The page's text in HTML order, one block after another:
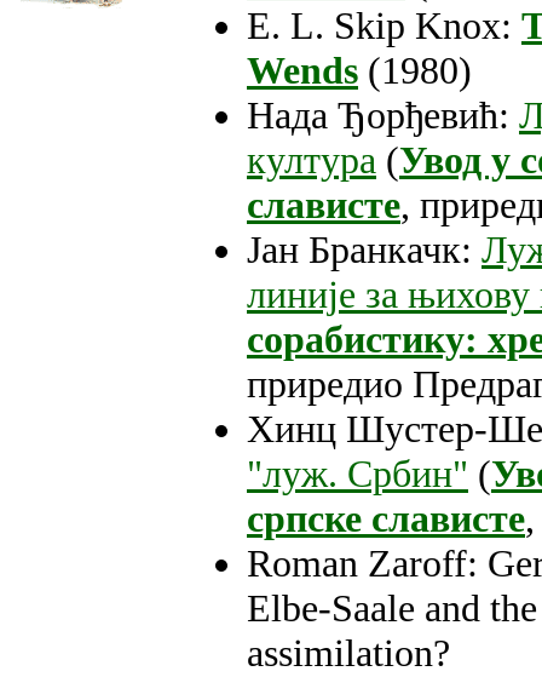
E. L. Skip Knox:
Wends (1980)
Нада Ђорђевић:
култура (Увод у
слависте,
Јан Бранкачк:
линије за
сорабистику:
приредио
Хинц Шустер-
"луж. Србин" (
српске слависте
Roman Zaroff:
Elbe-Saale and
assimilation?